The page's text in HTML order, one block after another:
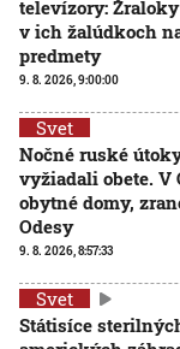
televízory:
v ich žalúdkoch
predmety
9. 8. 2026, 9:00:00
Svet
Nočné ruské
vyžiadali obete. V
obytné domy,
Odesy
9. 8. 2026, 8:57:33
Svet
Státisíce